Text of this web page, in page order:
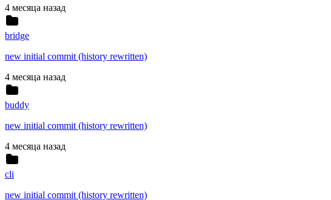
4 месяца назад
bridge
new initial commit (history rewritten)
4 месяца назад
buddy
new initial commit (history rewritten)
4 месяца назад
cli
new initial commit (history rewritten)